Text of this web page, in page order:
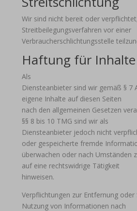
Wir sind nicht bereit oder
Streitbeilegungsverfahren vor einer
Verbraucherschlichtungsstelle
Haftung für Inhalte
Als
Diensteanbieter sind wir gemäß § 7
eigene Inhalte auf diesen Seiten
nach den allgemeinen Gesetzen
§§ 8 bis 10 TMG sind wir als
Diensteanbieter jedoch nicht
oder gespeicherte fremde
überwachen oder nach Umständen
auf eine rechtswidrige Tätigkeit
hinweisen.
Verpflichtungen zur Entfernung oder
Nutzung von Informationen nach